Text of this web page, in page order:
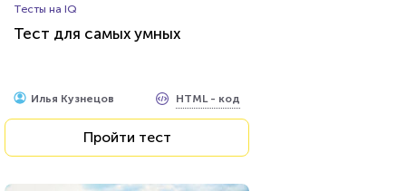
Тесты на IQ
Тест для самых умных
Илья Кузнецов HTML - код
Пройти тест